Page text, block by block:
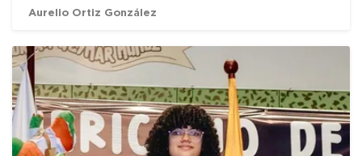
Aurelio Ortiz González